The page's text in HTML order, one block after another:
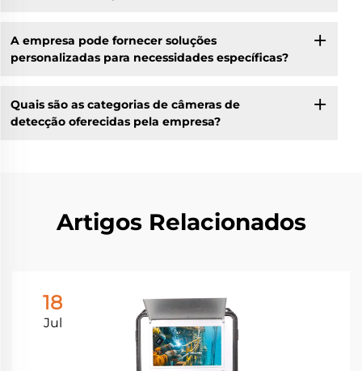
A empresa pode fornecer soluções
personalizadas para necessidades específicas?
Quais são as categorias de câmeras de
detecção oferecidas pela empresa?
Artigos Relacionados
18
Jul